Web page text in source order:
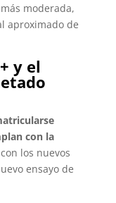
moderada,
aproximado de
y el
con la
los nuevos
ensayo de